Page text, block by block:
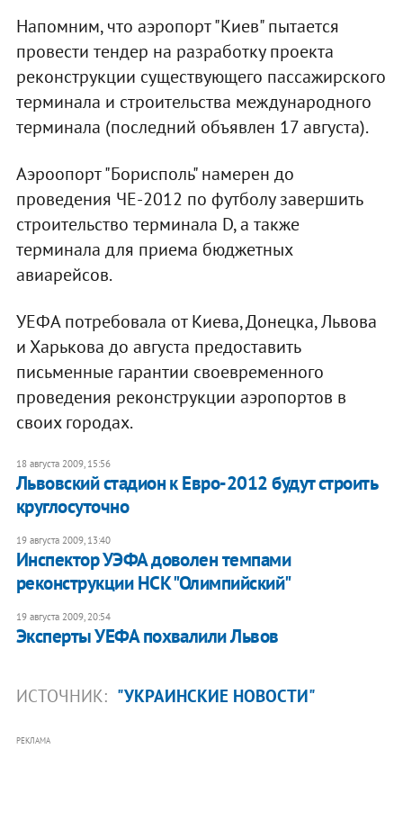
Напомним, что аэропорт "Киев" пытается
провести тендер на разработку проекта
реконструкции существующего пассажирского
терминала и строительства международного
терминала (последний объявлен 17 августа).
Аэроопорт "Борисполь" намерен до
проведения ЧЕ-2012 по футболу завершить
строительство терминала D, а также
терминала для приема бюджетных
авиарейсов.
УЕФА потребовала от Киева, Донецка, Львова
и Харькова до августа предоставить
письменные гарантии своевременного
проведения реконструкции аэропортов в
своих городах.
18 августа 2009, 15:56
Львовский стадион к Евро-2012 будут строить
круглосуточно
19 августа 2009, 13:40
Инспектор УЭФА доволен темпами
реконструкции НСК "Олимпийский"
19 августа 2009, 20:54
Эксперты УЕФА похвалили Львов
ИСТОЧНИК: "УКРАИНСКИЕ НОВОСТИ"
РЕКЛАМА